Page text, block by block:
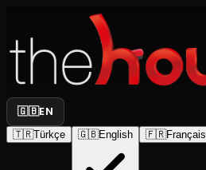
🇬🇧EN
🇹🇷Türkçe 🇬🇧English 🇫🇷Français